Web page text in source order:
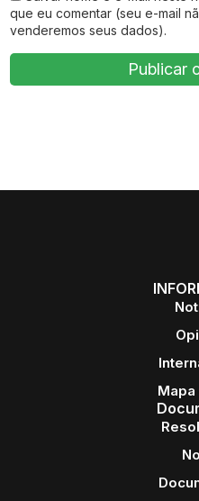
que eu comentar (seu e-mail
venderemos seus dados).